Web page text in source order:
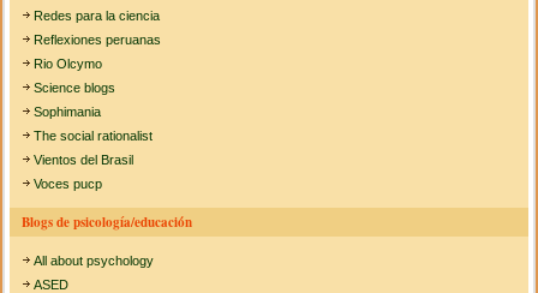
Redes para la ciencia
Reflexiones peruanas
Rio Olcymo
Science blogs
Sophimania
The social rationalist
Vientos del Brasil
Voces pucp
Blogs de psicología/educación
All about psychology
ASED